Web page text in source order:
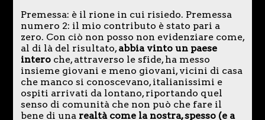
Premessa: è il rione in cui risiedo. Premessa
numero 2: il mio contributo è stato pari a
zero. Con ciò non posso non evidenziare come,
al di là del risultato,abbia vinto un paese
interoche, attraverso le sfide, ha messo
insieme giovani e meno giovani, vicini di casa
che manco si conoscevano, italianissimi e
ospiti arrivati da lontano, riportando quel
senso di comunità che non può che fare il
bene di unarealtà come la nostra, spesso (e a